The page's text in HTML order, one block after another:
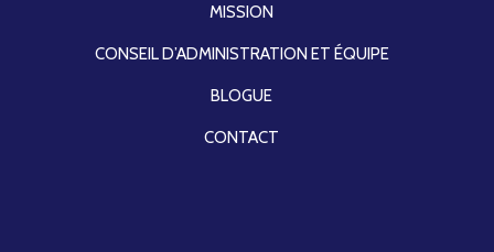
MISSION
CONSEIL D’ADMINISTRATION ET ÉQUIPE
BLOGUE
CONTACT